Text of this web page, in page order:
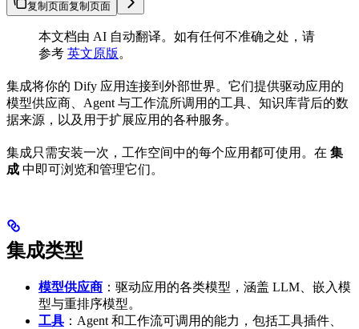
复制页面复制页面
本文档由 AI 自动翻译。如有任何不准确之处，请
参考 英文原版 。
集成将你的 Dify 应用连接到外部世界。它们提供驱动应用的
模型供应商、Agent 与工作流所调用的工具、知识库背后的数
据来源，以及用于扩展应用的各种服务。
集成只需安装一次，工作空间中的每个应用都可使用。在 集
成 中即可浏览和管理它们。
集成类型
模型供应商 ：驱动应用的各类模型，涵盖 LLM、嵌入模
型与重排序模型。
工具 ：Agent 和工作流可调用的能力，包括工具插件、